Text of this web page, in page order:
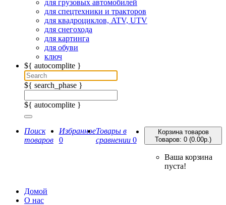
для грузовых автомобилей
для спецтехники и тракторов
для квадроциклов, ATV, UTV
для снегохода
для картинга
для обуви
ключ
${ autocomplite }
${ search_phase }
${ autocomplite }
Поиск
товаров
Избранное
0
Товары в
сравнении 0
Корзина товаров
Товаров: 0 (0.00р.)
Ваша корзина
пуста!
Домой
О нас